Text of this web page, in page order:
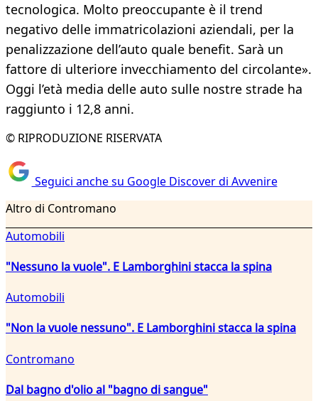
tecnologica. Molto preoccupante è il trend
negativo delle immatricolazioni aziendali, per la
penalizzazione dell’auto quale benefit. Sarà un
fattore di ulteriore invecchiamento del circolante».
Oggi l’età media delle auto sulle nostre strade ha
raggiunto i 12,8 anni.
© RIPRODUZIONE RISERVATA
Seguici anche su Google Discover di Avvenire
Altro di Contromano
Automobili
"Nessuno la vuole". E Lamborghini stacca la spina
Automobili
"Non la vuole nessuno". E Lamborghini stacca la spina
Contromano
Dal bagno d'olio al "bagno di sangue"